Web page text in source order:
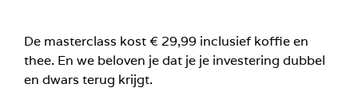
De masterclass kost € 29,99 inclusief koffie en
thee. En we beloven je dat je je investering dubbel
en dwars terug krijgt.